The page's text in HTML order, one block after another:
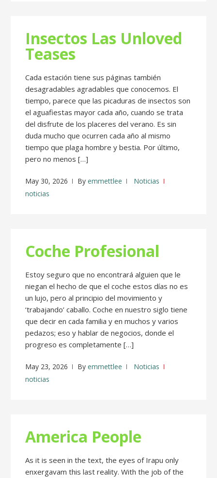
Insectos Las Unloved
Teases
Cada estación tiene sus páginas también
desagradables agradables que conocemos. El
tiempo, parece que las picaduras de insectos son
el aguafiestas mayor cada año, cuando se trata
del disfrute de los placeres del verano. Es sin
duda mucho que ocurren cada año al mismo
tiempo que plaga hombre y bestia. Por último,
pero no menos […]
May 30, 2026 Byemmettlee
Noticias
noticias
Coche Profesional
Estoy seguro que no encontrará alguien que le
niegan el hecho de que el coche estos días no es
un lujo, pero al principio del movimiento y
‘trabajando’ caballo. Coche en nuestro siglo tiene
que decir en cada familia y en muchos y varios
pedazos; eso y hablar de negocios, donde el
progreso es completamente […]
May 23, 2026 Byemmettlee
Noticias
noticias
America People
As it is seen in the text, the eyes of Irapu only
enxergavam this last reality. With the job of the